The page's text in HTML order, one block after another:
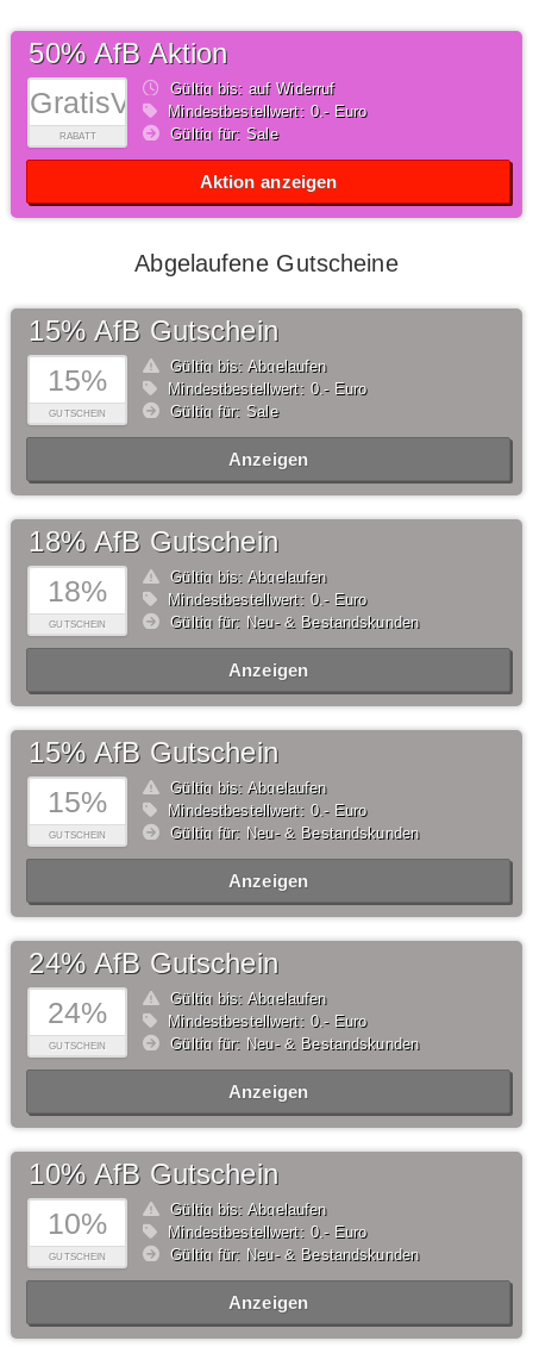
GratisVersand
RABATT
50% AfB Aktion
Gültig bis: auf Widerruf
Mindestbestellwert: 0,- Euro
Gültig für: Sale
Aktion anzeigen
Abgelaufene Gutscheine
15%
GUTSCHEIN
15% AfB Gutschein
Gültig bis: Abgelaufen
Mindestbestellwert: 0,- Euro
Gültig für: Sale
Anzeigen
18%
GUTSCHEIN
18% AfB Gutschein
Gültig bis: Abgelaufen
Mindestbestellwert: 0,- Euro
Gültig für: Neu- & Bestandskunden
Anzeigen
15%
GUTSCHEIN
15% AfB Gutschein
Gültig bis: Abgelaufen
Mindestbestellwert: 0,- Euro
Gültig für: Neu- & Bestandskunden
Anzeigen
24%
GUTSCHEIN
24% AfB Gutschein
Gültig bis: Abgelaufen
Mindestbestellwert: 0,- Euro
Gültig für: Neu- & Bestandskunden
Anzeigen
10%
GUTSCHEIN
10% AfB Gutschein
Gültig bis: Abgelaufen
Mindestbestellwert: 0,- Euro
Gültig für: Neu- & Bestandskunden
Anzeigen